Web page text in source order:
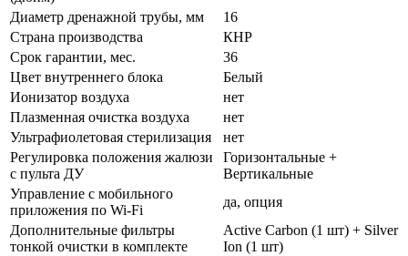
Диаметр дренажной трубы, мм
16
Страна производства
КНР
Срок гарантии, мес.
36
Цвет внутреннего блока
Белый
Ионизатор воздуха
нет
Плазменная очистка воздуха
нет
Ультрафиолетовая стерилизация
нет
Регулировка положения жалюзи
с пульта ДУ
Горизонтальные +
Вертикальные
Управление c мобильного
приложения по Wi-Fi
да, опция
Дополнительные фильтры
тонкой очистки в комплекте
Active Carbon (1 шт) + Silver
Ion (1 шт)